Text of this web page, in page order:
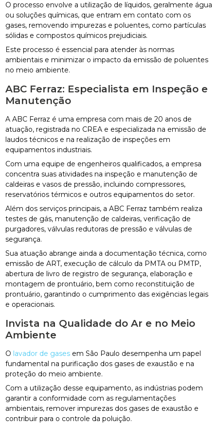
O processo envolve a utilização de líquidos, geralmente água
ou soluções químicas, que entram em contato com os
gases, removendo impurezas e poluentes, como partículas
sólidas e compostos químicos prejudiciais.
Este processo é essencial para atender às normas
ambientais e minimizar o impacto da emissão de poluentes
no meio ambiente.
ABC Ferraz: Especialista em Inspeção e
Manutenção
A ABC Ferraz é uma empresa com mais de 20 anos de
atuação, registrada no CREA e especializada na emissão de
laudos técnicos e na realização de inspeções em
equipamentos industriais.
Com uma equipe de engenheiros qualificados, a empresa
concentra suas atividades na inspeção e manutenção de
caldeiras e vasos de pressão, incluindo compressores,
reservatórios térmicos e outros equipamentos do setor.
Além dos serviços principais, a ABC Ferraz também realiza
testes de gás, manutenção de caldeiras, verificação de
purgadores, válvulas redutoras de pressão e válvulas de
segurança.
Sua atuação abrange ainda a documentação técnica, como
emissão de ART, execução de cálculo da PMTA ou PMTP,
abertura de livro de registro de segurança, elaboração e
montagem de prontuário, bem como reconstituição de
prontuário, garantindo o cumprimento das exigências legais
e operacionais.
Invista na Qualidade do Ar e no Meio
Ambiente
O lavador de gases em São Paulo desempenha um papel
fundamental na purificação dos gases de exaustão e na
proteção do meio ambiente.
Com a utilização desse equipamento, as indústrias podem
garantir a conformidade com as regulamentações
ambientais, remover impurezas dos gases de exaustão e
contribuir para o controle da poluição.